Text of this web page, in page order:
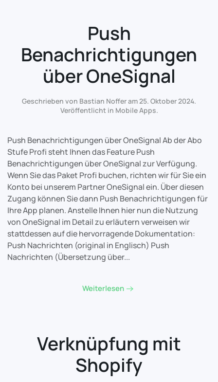
Push
Benachrichtigungen
über OneSignal
Geschrieben von Bastian Noffer am 25. Oktober 2024.
Veröffentlicht in Mobile Apps.
Push Benachrichtigungen über OneSignal Ab der Abo
Stufe Profi steht Ihnen das Feature Push
Benachrichtigungen über OneSignal zur Verfügung.
Wenn Sie das Paket Profi buchen, richten wir für Sie ein
Konto bei unserem Partner OneSignal ein. Über diesen
Zugang können Sie dann Push Benachrichtigungen für
Ihre App planen. Anstelle Ihnen hier nun die Nutzung
von OneSignal im Detail zu erläutern verweisen wir
stattdessen auf die hervorragende Dokumentation:
Push Nachrichten (original in Englisch) Push
Nachrichten (Übersetzung über...
Weiterlesen
Verknüpfung mit
Shopify